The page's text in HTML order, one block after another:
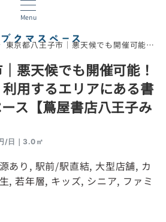
Menu
東京都八王子市｜悪天候でも開催可能！周辺住民が多く利用するエリアにある書店の風除室スペース【蔦屋書店八王子みなみ野店】
悪天候でも開催可能！
用するエリアにある書
ス【蔦屋書店八王子み
/日｜3.0㎡
あり , 駅前/駅直結, 大型店舗, カ
, 若年層, キッズ, シニア, ファミ